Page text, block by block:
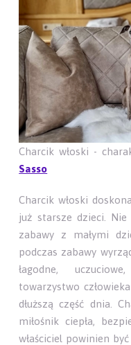
Charcik włoski -
Sasso
Charcik włoski
już starsze dzieci.
zabawy z małymi
podczas zabawy
łagodne,
towarzystwo
dłuższą część dnia.
miłośnik ciepła,
właściciel powinien